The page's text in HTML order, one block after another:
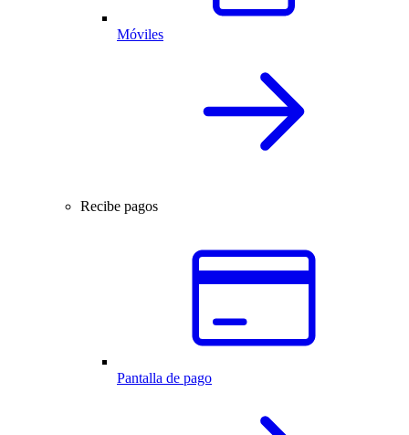
Móviles
Recibe pagos
Pantalla de pago